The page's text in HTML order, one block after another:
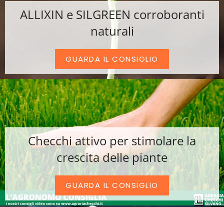
ALLIXIN e SILGREEN corroboranti
naturali
GUARDA IL CONSIGLIO
Checchi attivo per stimolare la
crescita delle piante
GUARDA IL CONSIGLIO